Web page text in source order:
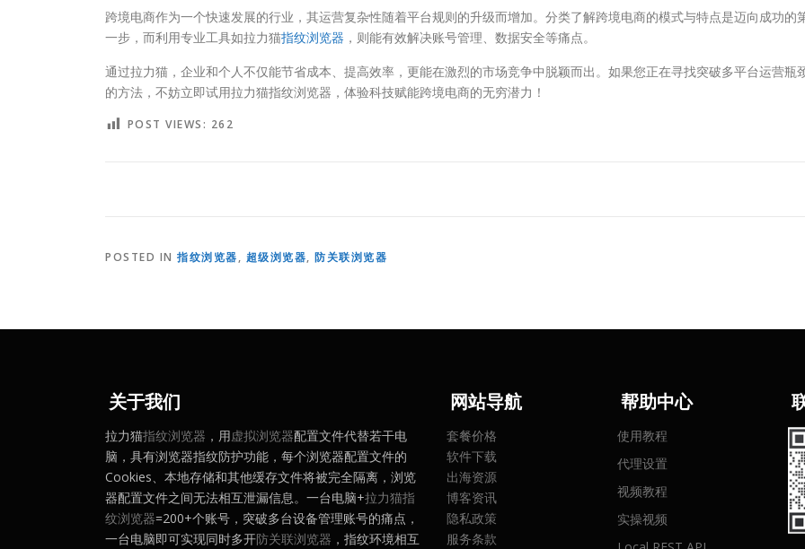
跨境电商作为一个快速发展的行业，其运营复杂性随着平台规则的升级而增加。分类了解跨境电商的模式与特点是迈向成功的
一步，而利用专业工具如拉力猫指纹浏览器 ，则能有效解决账号管理、数据安全等痛点。
通过拉力猫，企业和个人不仅能节省成本、提高效率，更能在激烈的市场竞争中脱颖而出。如果您正在寻找突破多平台运营瓶
的方法，不妨立即试用拉力猫指纹浏览器，体验科技赋能跨境电商的无穷潜力！
POST VIEWS: 262
POSTED IN 指纹浏览器, 超级浏览器, 防关联浏览器
关于我们
拉力猫指纹浏览器 ，用虚拟浏览器配置文件代替若干电
脑，具有浏览器指纹防护功能，每个浏览器配置文件的
Cookies、本地存储和其他缓存文件将被完全隔离，浏览
器配置文件之间无法相互泄漏信息。一台电脑+拉力猫指
纹浏览器=200+个账号，突破多台设备管理账号的痛点，
一台电脑即可实现同时多开防关联浏览器 ，指纹环境相互
网站导航
套餐价格
软件下载
出海资源
博客资讯
隐私政策
服务条款
帮助中心
使用教程
代理设置
视频教程
实操视频